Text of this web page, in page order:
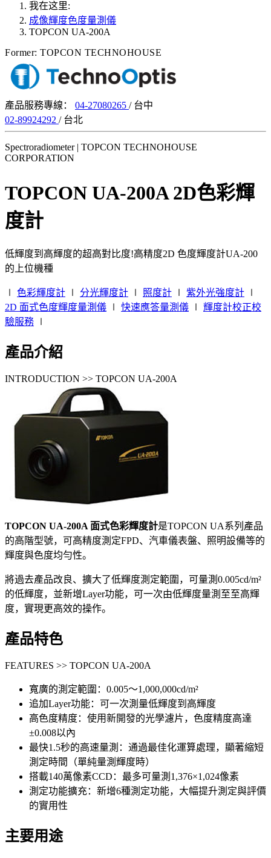
我在这里:
成像輝度色度量測儀
TOPCON UA-200A
Former: TOPCON TECHNOHOUSE
產品服務專線： 04-27080265 / 台中
02-89924292 / 台北
Spectroradiometer | TOPCON TECHNOHOUSE
CORPORATION
TOPCON UA-200A 2D色彩輝
度計
低輝度到高輝度的超高對比度!高精度2D 色度輝度計UA-200
的上位機種
∣ 色彩輝度計 ∣ 分光輝度計 ∣ 照度計 ∣ 紫外光強度計 ∣
2D 面式色度輝度量測儀 ∣ 快速應答量測儀 ∣ 輝度計校正校
驗服務 ∣
產品介紹
INTRODUCTION >> TOPCON UA-200A
TOPCON UA-200A 面式色彩輝度計是TOPCON UA系列產品
的高階型號，可高精度測定FPD、汽車儀表盤、照明設備等的
輝度與色度均勻性。
將過去產品改良、擴大了低輝度測定範圍，可量測0.005cd/m²
的低輝度，並新增Layer功能，可一次由低輝度量測至至高輝
度，實現更高效的操作。
產品特色
FEATURES >> TOPCON UA-200A
寬廣的測定範圍：0.005～1,000,000cd/m²
追加Layer功能：可一次測量低輝度到高輝度
高色度精度：使用新開發的光學濾片，色度精度高達
±0.008以內
最快1.5秒的高速量測：通過最佳化運算處理，顯著縮短
測定時間（單純量測輝度時）
搭載140萬像素CCD：最多可量測1,376×1,024像素
測定功能擴充：新增6種測定功能，大幅提升測定與評價
的實用性
主要用途